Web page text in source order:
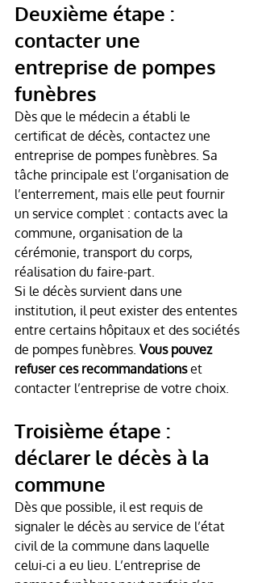
Deuxième étape :
contacter une
entreprise de pompes
funèbres
Dès que le médecin a établi le
certificat de décès, contactez une
entreprise de pompes funèbres. Sa
tâche principale est l’organisation de
l’enterrement, mais elle peut fournir
un service complet : contacts avec la
commune, organisation de la
cérémonie, transport du corps,
réalisation du faire-part.
Si le décès survient dans une
institution, il peut exister des ententes
entre certains hôpitaux et des sociétés
de pompes funèbres. Vous pouvez
refuser ces recommandations et
contacter l’entreprise de votre choix.
Troisième étape :
déclarer le décès à la
commune
Dès que possible, il est requis de
signaler le décès au service de l’état
civil de la commune dans laquelle
celui-ci a eu lieu. L’entreprise de